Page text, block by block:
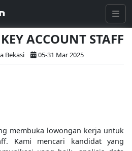
ACCOUNT STAFF
Bekasi 05-31 Mar 2025
membuka lowongan kerja untuk
Kami mencari kandidat yang